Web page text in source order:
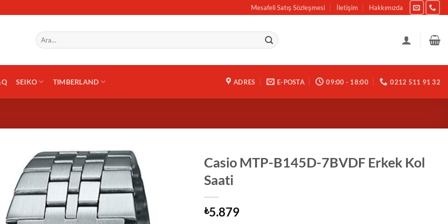
Mesafeli Satış Sözleşmesi İletişim Hakkımızda
Ara:
SEIKO TIMBERLAND ADRES E-POSTA 09:00 - 18:00 0212 511 91 32
Casio MTP-B145D-7BVDF Erkek Kol
Saati
₺5.879